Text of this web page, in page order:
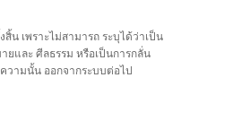
เพราะไม่สามารถ ระบุได้ว่าเป็น
และ ศีลธรรม หรือเป็นการกลั่น
วามนั้น ออกจากระบบต่อไป